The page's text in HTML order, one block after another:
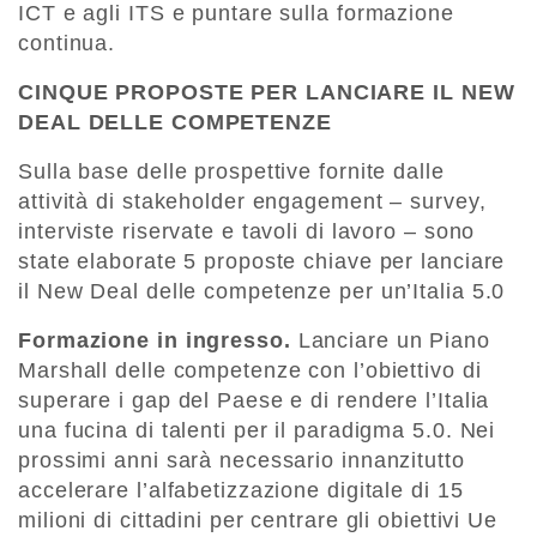
ICT e agli ITS e puntare sulla formazione
continua.
CINQUE PROPOSTE PER LANCIARE IL NEW
DEAL DELLE COMPETENZE
Sulla base delle prospettive fornite dalle
attività di stakeholder engagement – survey,
interviste riservate e tavoli di lavoro – sono
state elaborate 5 proposte chiave per lanciare
il New Deal delle competenze per un’Italia 5.0
Formazione in ingresso. Lanciare un Piano
Marshall delle competenze con l’obiettivo di
superare i gap del Paese e di rendere l’Italia
una fucina di talenti per il paradigma 5.0. Nei
prossimi anni sarà necessario innanzitutto
accelerare l’alfabetizzazione digitale di 15
milioni di cittadini per centrare gli obiettivi Ue